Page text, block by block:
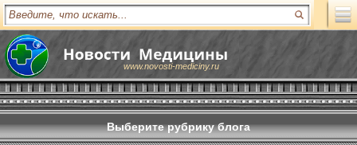
www.novosti-mediciny.ru
Выберите рубрику блога